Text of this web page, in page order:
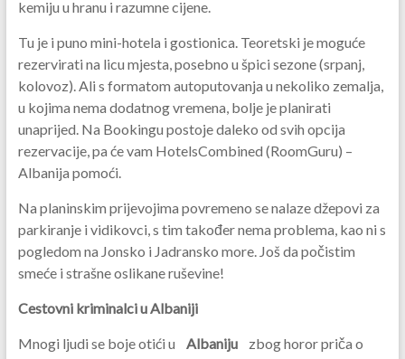
kemiju u hranu i razumne cijene.
Tu je i puno mini-hotela i gostionica. Teoretski je moguće
rezervirati na licu mjesta, posebno u špici sezone (srpanj,
kolovoz). Ali s formatom autoputovanja u nekoliko zemalja,
u kojima nema dodatnog vremena, bolje je planirati
unaprijed. Na Bookingu postoje daleko od svih opcija
rezervacije, pa će vam HotelsCombined (RoomGuru) –
Albanija pomoći.
Na planinskim prijevojima povremeno se nalaze džepovi za
parkiranje i vidikovci, s tim također nema problema, kao ni s
pogledom na Jonsko i Jadransko more. Još da počistim
smeće i strašne oslikane ruševine!
Cestovni kriminalci u Albaniji
Mnogi ljudi se boje otići u Albanijuzbog horor priča o